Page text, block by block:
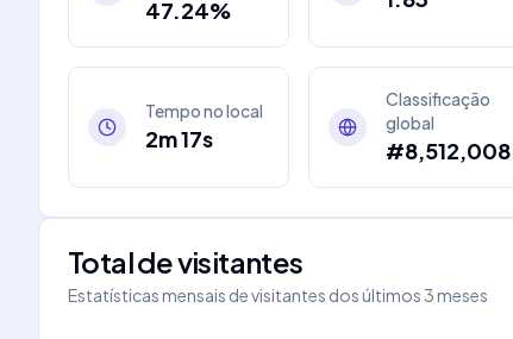
47.24%
Tempo no local
2m 17s
Classificação
global
#8,512,008
Total de visitantes
Estatísticas mensais de visitantes dos últimos 3 meses